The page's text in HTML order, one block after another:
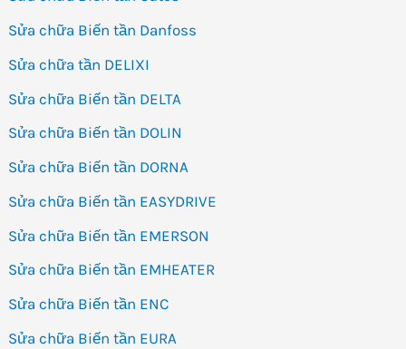
Sửa chữa Biến tần Danfoss
Sửa chữa tần DELIXI
Sửa chữa Biến tần DELTA
Sửa chữa Biến tần DOLIN
Sửa chữa Biến tần DORNA
Sửa chữa Biến tần EASYDRIVE
Sửa chữa Biến tần EMERSON
Sửa chữa Biến tần EMHEATER
Sửa chữa Biến tần ENC
Sửa chữa Biến tần EURA